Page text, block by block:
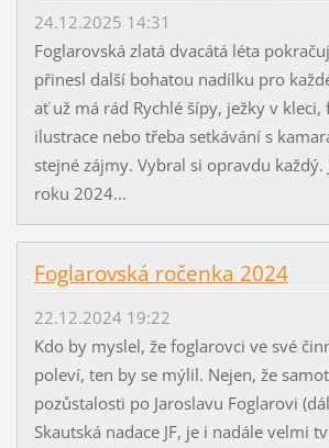
24.12.2025 14:31
Foglarovská zlatá dvacátá léta
přinesl další bohatou nadílku pro
ať už má rád Rychlé šípy, ježky v kleci,
ilustrace nebo třeba setkávání s
stejné zájmy. Vybral si opravdu každý.
roku 2024...
Foglarovská ročenka 2024
22.12.2024 19:22
Kdo by myslel, že foglarovci ve své
poleví, ten by se mýlil. Nejen, že
pozůstalosti po Jaroslavu Foglarovi
Skautská nadace JF, je i nadále velmi